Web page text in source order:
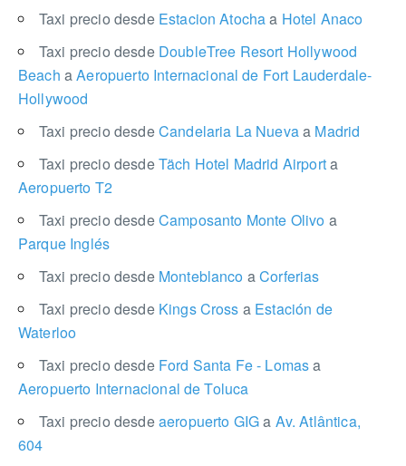
Taxi precio desde Estacion Atochaa Hotel Anaco
Taxi precio desde DoubleTree Resort Hollywood
Beach aAeropuerto Internacional de Fort Lauderdale-
Hollywood
Taxi precio desdeCandelaria La Nuevaa Madrid
Taxi precio desdeTäch Hotel Madrid Airporta
Aeropuerto T2
Taxi precio desdeCamposanto Monte Olivo a
Parque Inglés
Taxi precio desde Monteblanco aCorferias
Taxi precio desde Kings Cross aEstación de
Waterloo
Taxi precio desde Ford Santa Fe - Lomasa
Aeropuerto Internacional de Toluca
Taxi precio desdeaeropuerto GIGa Av. Atlântica,
604